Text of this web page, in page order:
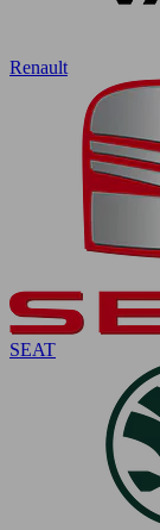
Renault
SEAT